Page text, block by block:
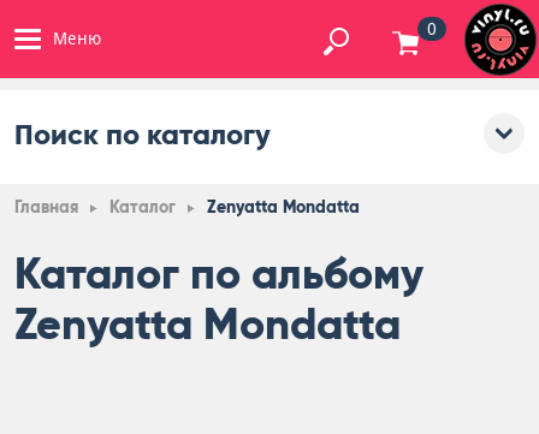
Меню 0
Поиск по каталогу
Главная Каталог Zenyatta Mondatta
Каталог по альбому
Zenyatta Mondatta